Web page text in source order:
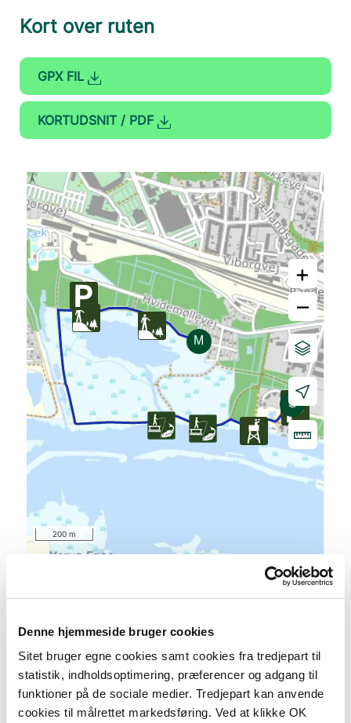
Denne hjemmeside bruger cookies
Sitet bruger egne cookies samt cookies fra tredjepart til
statistik, indholdsoptimering, præferencer og adgang til
funktioner på de sociale medier. Tredjepart kan anvende
cookies til målrettet markedsføring. Ved at klikke OK
Kort over ruten
GPX FIL
KORTUDSNIT / PDF
+
–
200 m
S